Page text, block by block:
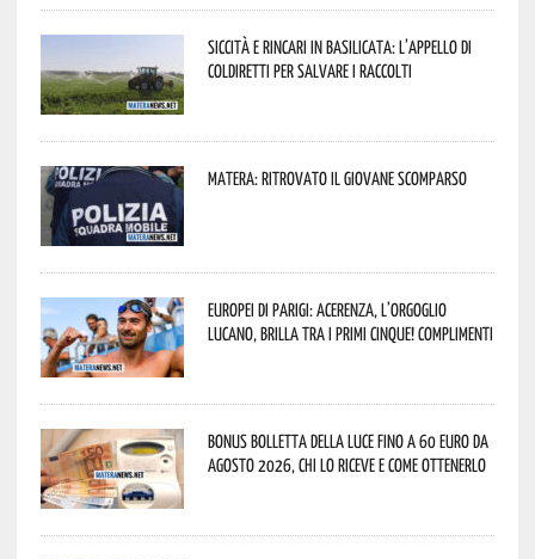
Siccità e rincari in Basilicata: l’appello di
Coldiretti per salvare i raccolti
Matera: ritrovato il giovane scomparso
Europei di Parigi: Acerenza, l’orgoglio
lucano, brilla tra i primi cinque! Complimenti
Bonus bolletta della luce fino a 60 euro da
agosto 2026, chi lo riceve e come ottenerlo